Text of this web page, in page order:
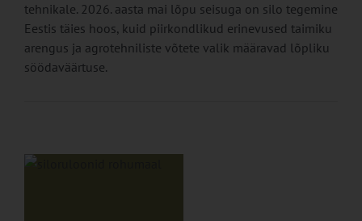
tehnikale. 2026. aasta mai lõpu seisuga on silo tegemine
Eestis täies hoos, kuid piirkondlikud erinevused taimiku
arengus ja agrotehniliste võtete valik määravad lõpliku
söödaväärtuse.